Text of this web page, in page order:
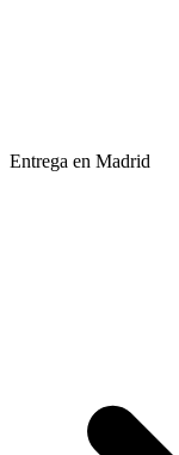
Entrega en Madrid